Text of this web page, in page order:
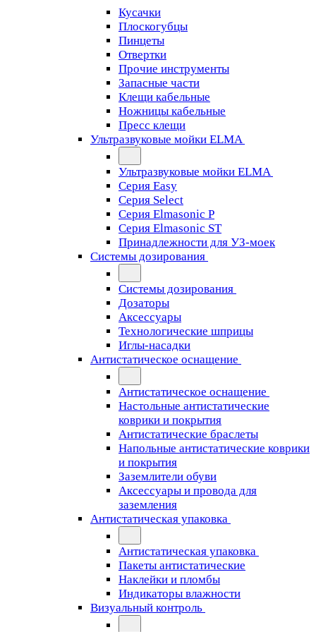
Кусачки
Плоскогубцы
Пинцеты
Отвертки
Прочие инструменты
Запасные части
Клещи кабельные
Ножницы кабельные
Пресс клещи
Ультразвуковые мойки ELMA
Ультразвуковые мойки ELMA
Серия Easy
Серия Select
Серия Elmasonic P
Серия Elmasonic ST
Принадлежности для УЗ-моек
Системы дозирования
Системы дозирования
Дозаторы
Аксессуары
Технологические шприцы
Иглы-насадки
Антистатическое оснащение
Антистатическое оснащение
Настольные антистатические
коврики и покрытия
Антистатические браслеты
Напольные антистатические коврики
и покрытия
Заземлители обуви
Аксессуары и провода для
заземления
Антистатическая упаковка
Антистатическая упаковка
Пакеты антистатические
Наклейки и пломбы
Индикаторы влажности
Визуальный контроль